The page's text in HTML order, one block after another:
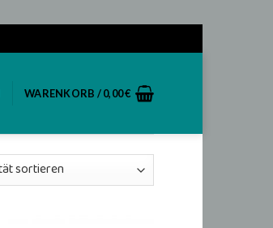
WARENKORB /0,00€